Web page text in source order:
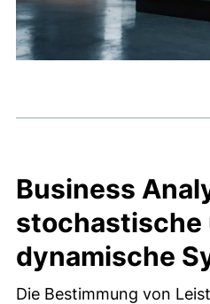
Business
stochastische
dynamische
Die Bestimmung von